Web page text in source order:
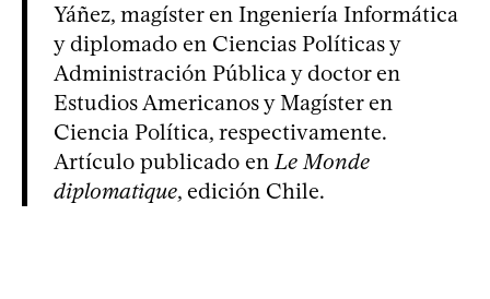
Yáñez, magíster en Ingeniería Informática
y diplomado en Ciencias Políticas y
Administración Pública y doctor en
Estudios Americanos y Magíster en
Ciencia Política, respectivamente.
Artículo publicado enLe Monde
diplomatique, edición Chile.